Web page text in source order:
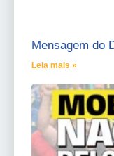
Mensagem do
Leia mais »